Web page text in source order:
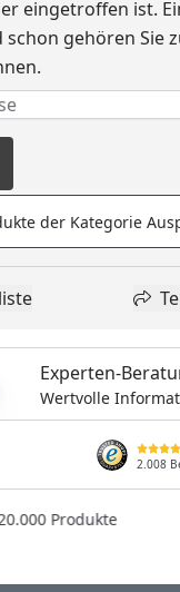
eingetroffen ist.
gehören Sie
erforderlich
der Kategorie
zur Wunschliste
Experten-
Wertvolle
2.008
Produkte